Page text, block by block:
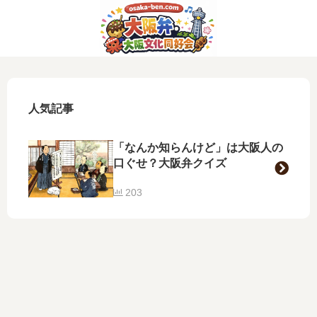
人気記事
「なんか知らんけど」は大阪人の
口ぐせ？大阪弁クイズ
203